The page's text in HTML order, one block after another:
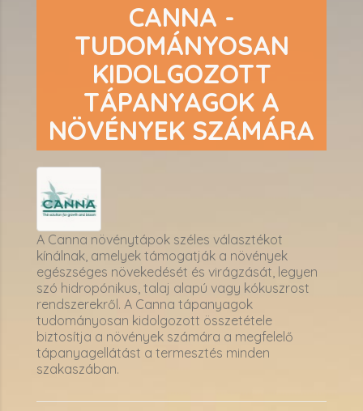
CANNA -
TUDOMÁNYOSAN
KIDOLGOZOTT
TÁPANYAGOK A
NÖVÉNYEK SZÁMÁRA
A Canna növénytápok széles választékot
kínálnak, amelyek támogatják a növények
egészséges növekedését és virágzását, legyen
szó hidropónikus, talaj alapú vagy kókuszrost
rendszerekről. A Canna tápanyagok
tudományosan kidolgozott összetétele
biztosítja a növények számára a megfelelő
tápanyagellátást a termesztés minden
szakaszában.